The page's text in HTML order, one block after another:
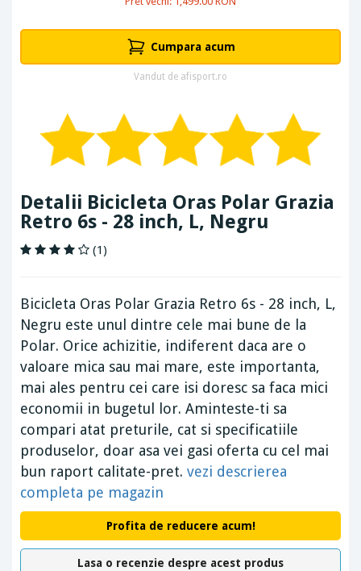
Cumpara acum
Vandut de afisport.ro
Detalii Bicicleta Oras Polar Grazia
Retro 6s - 28 inch, L, Negru
(1)
Bicicleta Oras Polar Grazia Retro 6s - 28 inch, L,
Negru este unul dintre cele mai bune de la
Polar. Orice achizitie, indiferent daca are o
valoare mica sau mai mare, este importanta,
mai ales pentru cei care isi doresc sa faca mici
economii in bugetul lor. Aminteste-ti sa
compari atat preturile, cat si specificatiile
produselor, doar asa vei gasi oferta cu cel mai
bun raport calitate-pret. vezi descrierea
completa pe magazin
Profita de reducere acum!
Lasa o recenzie despre acest produs